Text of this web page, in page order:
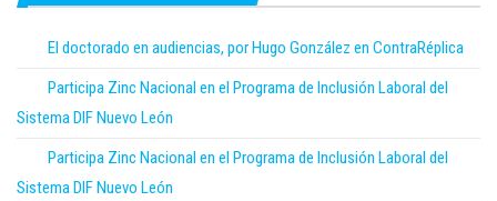
El doctorado en audiencias, por Hugo González en ContraRéplica
Participa Zinc Nacional en el Programa de Inclusión Laboral del
Sistema DIF Nuevo León
Participa Zinc Nacional en el Programa de Inclusión Laboral del
Sistema DIF Nuevo León